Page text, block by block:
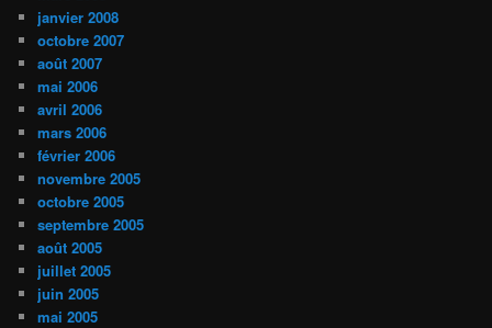
janvier 2008
octobre 2007
août 2007
mai 2006
avril 2006
mars 2006
février 2006
novembre 2005
octobre 2005
septembre 2005
août 2005
juillet 2005
juin 2005
mai 2005